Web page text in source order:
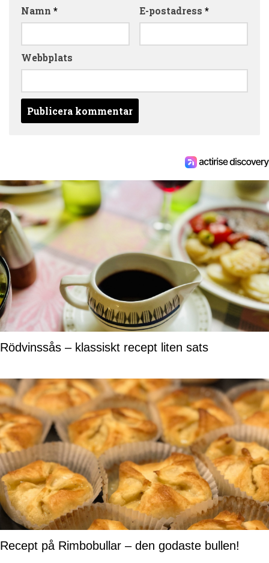
Namn * E-postadress *
Webbplats
Rödvinssås – klassiskt recept liten sats
Recept på Rimbobullar – den godaste bullen!